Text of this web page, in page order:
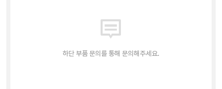
하단 부품 문의를 통해 문의해주세요.